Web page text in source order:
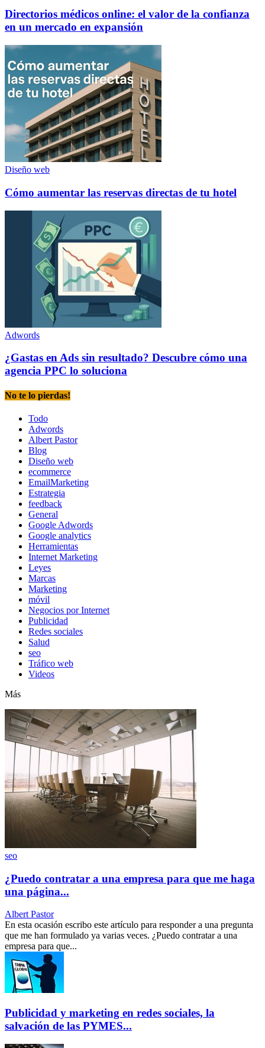
Directorios médicos online: el valor de la confianza
en un mercado en expansión
Diseño web
Cómo aumentar las reservas directas de tu hotel
Adwords
¿Gastas en Ads sin resultado? Descubre cómo una
agencia PPC lo soluciona
No te lo pierdas!
Todo
Adwords
Albert Pastor
Blog
Diseño web
ecommerce
EmailMarketing
Estrategia
feedback
General
Google Adwords
Google analytics
Herramientas
Internet Marketing
Leyes
Marcas
Marketing
móvil
Negocios por Internet
Publicidad
Redes sociales
Salud
seo
Tráfico web
Videos
Más
seo
¿Puedo contratar a una empresa para que me haga
una página...
Albert Pastor
En esta ocasión escribo este artículo para responder a una pregunta
que me han formulado ya varias veces. ¿Puedo contratar a una
empresa para que...
Publicidad y marketing en redes sociales, la
salvación de las PYMES...